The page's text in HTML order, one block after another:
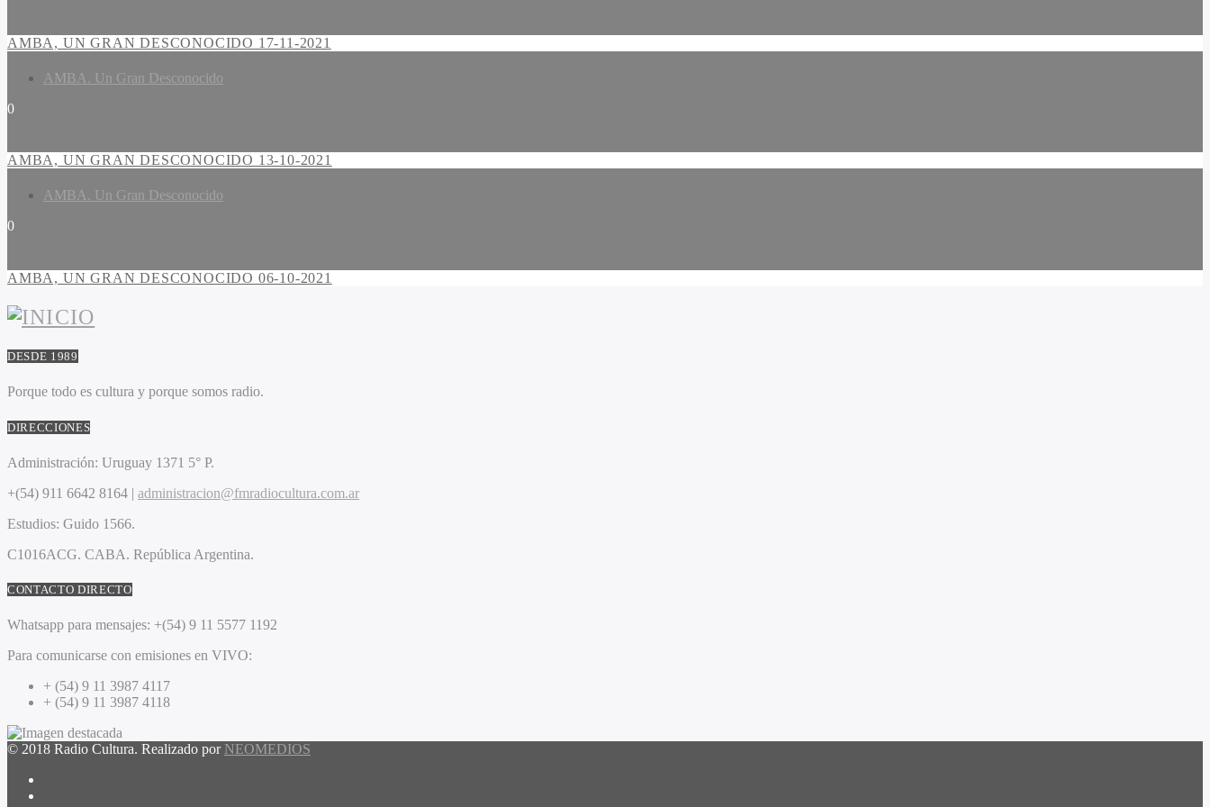
AMBA, UN GRAN DESCONOCIDO 17-11-2021
AMBA. Un Gran Desconocido
0
AMBA, UN GRAN DESCONOCIDO 13-10-2021
AMBA. Un Gran Desconocido
0
AMBA, UN GRAN DESCONOCIDO 06-10-2021
DESDE 1989
Porque todo es cultura y porque somos radio.
DIRECCIONES
Administración: Uruguay 1371 5° P.
+(54) 911 6642 8164 | administracion@fmradiocultura.com.ar
Estudios: Guido 1566.
C1016ACG. CABA. República Argentina.
CONTACTO DIRECTO
Whatsapp para mensajes: +(54) 9 11 5577 1192
Para comunicarse con emisiones en VIVO:
+ (54) 9 11 3987 4117
+ (54) 9 11 3987 4118
© 2018 Radio Cultura. Realizado por NEOMEDIOS